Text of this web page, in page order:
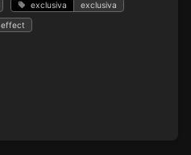
exclusiva exclusiva
effect